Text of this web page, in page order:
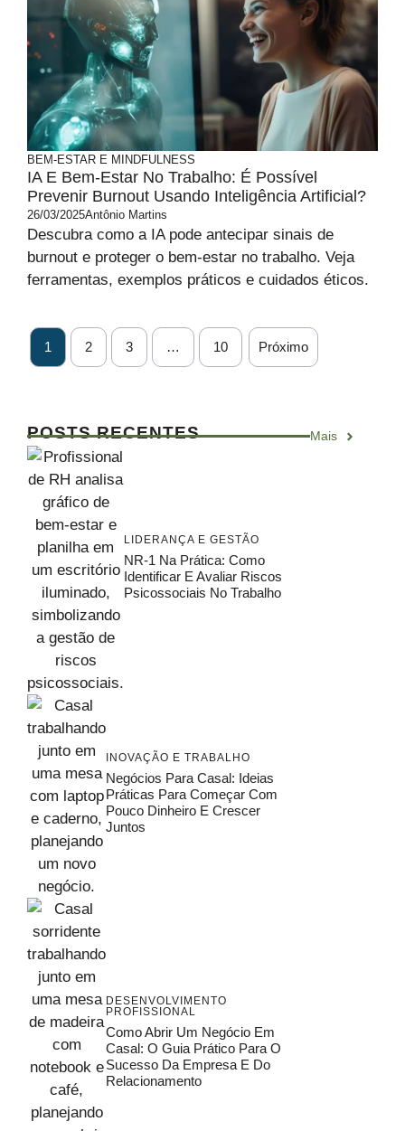
BEM-ESTAR E MINDFULNESS
IA E Bem-Estar No Trabalho: É Possível
Prevenir Burnout Usando Inteligência Artificial?
26/03/2025Antônio Martins
Descubra como a IA pode antecipar sinais de
burnout e proteger o bem-estar no trabalho. Veja
ferramentas, exemplos práticos e cuidados éticos.
1 2 3 … 10 Próximo
POSTS RECENTES Mais
LIDERANÇA E GESTÃO
NR-1 Na Prática: Como
Identificar E Avaliar Riscos
Psicossociais No Trabalho
INOVAÇÃO E TRABALHO
Negócios Para Casal: Ideias
Práticas Para Começar Com
Pouco Dinheiro E Crescer
Juntos
DESENVOLVIMENTO
PROFISSIONAL
Como Abrir Um Negócio Em
Casal: O Guia Prático Para O
Sucesso Da Empresa E Do
Relacionamento